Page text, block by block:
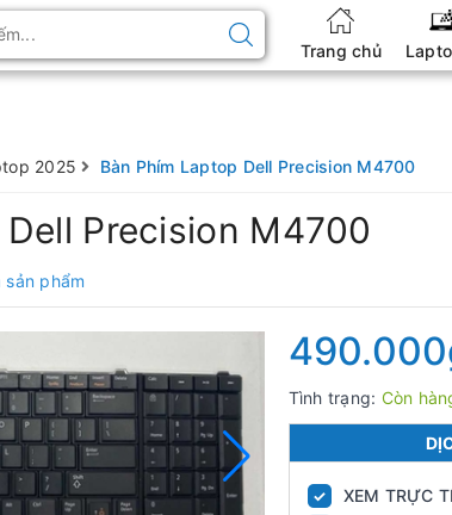
Trang chủ
2025 Bàn Phím Laptop Dell Precision M4700
Precision M4700
phẩm
Tình trạng: Còn
✓ XEM TRỰC